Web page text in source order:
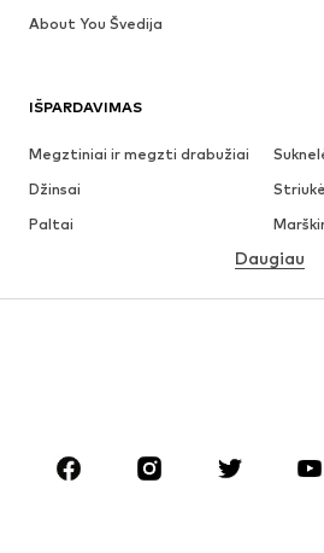
IŠPARDAVIMAS
Megztiniai ir megzti drabužiai
Džinsai
Paltai
Aksesuarai
Daugiau
About You Švedija